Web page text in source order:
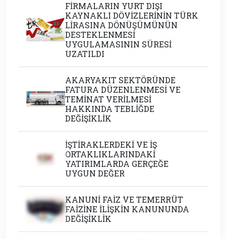
FİRMALARIN YURT DIŞI
KAYNAKLI DÖVİZLERİNİN TÜRK
LİRASINA DÖNÜŞÜMÜNÜN
DESTEKLENMESİ
UYGULAMASININ SÜRESİ
UZATILDI
AKARYAKIT SEKTÖRÜNDE
FATURA DÜZENLENMESİ VE
TEMİNAT VERİLMESİ
HAKKINDA TEBLİĞDE
DEĞİŞİKLİK
İŞTİRAKLERDEKİ VE İŞ
ORTAKLIKLARINDAKİ
YATIRIMLARDA GERÇEĞE
UYGUN DEĞER
KANUNİ FAİZ VE TEMERRÜT
FAİZİNE İLİŞKİN KANUNUNDA
DEĞİŞİKLİK